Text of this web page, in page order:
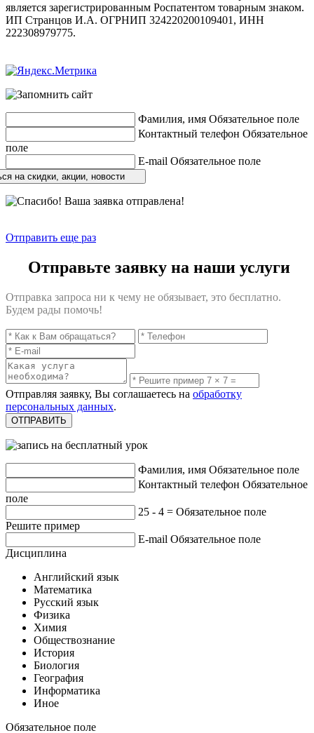
является зарегистрированным Роспатентом товарным знаком.
ИП Странцов И.А. ОГРНИП 324220200109401, ИНН
222308979775.
Фамилия, имя Обязательное поле
Контактный телефон Обязательное
поле
E-mail Обязательное поле
на скидки, акции, новости
Отправить еще раз
Отправьте заявку на наши услуги
Отправка запроса ни к чему не обязывает, это бесплатно.
Будем рады помочь!
Отправляя заявку, Вы соглашаетесь на обработку
персональных данных.
Фамилия, имя Обязательное поле
Контактный телефон Обязательное
поле
25 - 4 = Обязательное поле
Решите пример
E-mail Обязательное поле
Дисциплина
Английский язык
Математика
Русский язык
Физика
Химия
Обществознание
История
Биология
География
Информатика
Иное
Обязательное поле